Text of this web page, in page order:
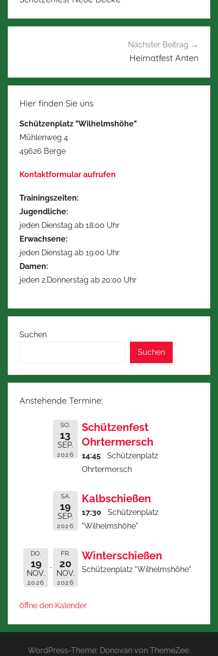
Nächster Beitrag
Heimatfest Anten
Hier finden Sie uns
Schützenplatz "Wilhelmshöhe"
Mühlenweg 4
49626 Berge
Kontaktformular aufrufen
Trainingszeiten:
Jugendliche:
jeden Dienstag ab 18:00 Uhr
Erwachsene:
jeden Dienstag ab 19:00 Uhr
Damen:
jeden 2.Donnerstag ab 20:00 Uhr
Suchen
Suchen
Anstehende Termine:
SO.
13
SEP.
2026
Schützenfest
Ohrtermersch
14:45
Schützenplatz
Ohrtermersch
SA.
19
SEP.
2026
Kalbschießen
17:30
Schützenplatz
"Wilhelmshöhe"
DO.
19
NOV.
2026
FR.
20
NOV.
2026
Winterschießen
Schützenplatz "Wilhelmshöhe"
öffne den Kalender
WordPress-Theme: Donovan von ThemeZee.